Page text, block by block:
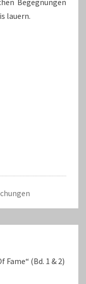
Begegnungen
lauern.
Fame“ (Bd. 1 & 2)